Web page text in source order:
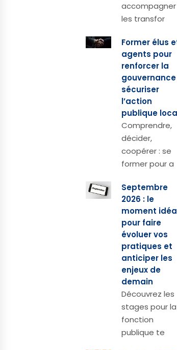
accompagner
les transfor
Former élus
agents pour
renforcer la
sécuriser
l’action
publique
Comprendre,
décider,
coopérer : se
former pour a
Septembre
2026 : le
moment
pour faire
évoluer vos
pratiques et
anticiper les
enjeux de
demain
Découvrez les
stages pour la
fonction
publique te